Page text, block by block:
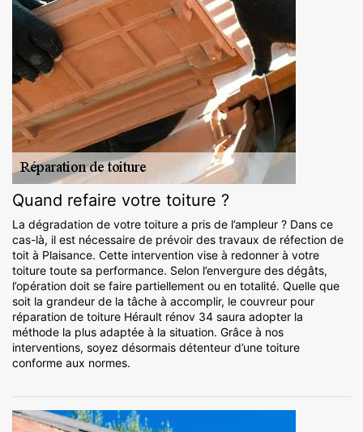
Quand refaire votre toiture ?
La dégradation de votre toiture a pris de l’ampleur ? Dans ce
cas-là, il est nécessaire de prévoir des travaux de réfection de
toit à Plaisance. Cette intervention vise à redonner à votre
toiture toute sa performance. Selon l’envergure des dégâts,
l’opération doit se faire partiellement ou en totalité. Quelle que
soit la grandeur de la tâche à accomplir, le couvreur pour
réparation de toiture Hérault rénov 34 saura adopter la
méthode la plus adaptée à la situation. Grâce à nos
interventions, soyez désormais détenteur d’une toiture
conforme aux normes.